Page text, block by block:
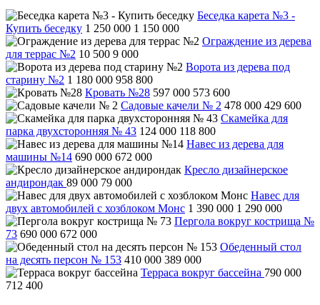
Беседка карета №3 -
Купить беседку 1 250 000 1 150 000
Ограждение из дерева
для террас №2 10 500 9 000
Ворота из дерева под
старину №2 1 180 000 958 800
Кровать №28 597 000 573 600
Садовые качели № 2 478 000 429 600
Скамейка для
парка двухсторонняя № 43 124 000 118 800
Навес из дерева для
машины №14 690 000 672 000
Кресло дизайнерское
андирондак 89 000 79 000
Навес для
двух автомобилей с хозблоком Монс 1 390 000 1 290 000
Пергола вокруг кострища №
73 690 000 672 000
Обеденный стол
на десять персон № 153 410 000 389 000
Терраса вокруг бассейна 790 000
712 400